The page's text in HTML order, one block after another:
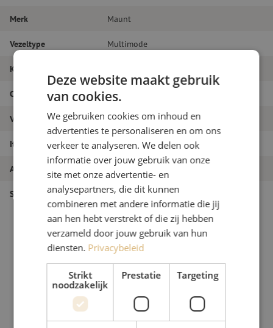
Merk Maunt
Vezeltype Multimode
Kleur
Connectortype SC/PC
Vezelsoort OM4
Itemnaam Pigtail set 12st, OM4, SC/PC, wit, 2m
Artikelnummer M00000823
Soort product Pigtails
Deze website maakt gebruik
van cookies.
We gebruiken cookies om inhoud en
advertenties te personaliseren en om ons
verkeer te analyseren. We delen ook
informatie over jouw gebruik van onze
site met onze advertentie- en
analysepartners, die dit kunnen
combineren met andere informatie die jij
aan hen hebt verstrekt of die zij hebben
verzameld door jouw gebruik van hun
diensten. Privacybeleid
Strikt
noodzakelijk
Prestatie Targeting